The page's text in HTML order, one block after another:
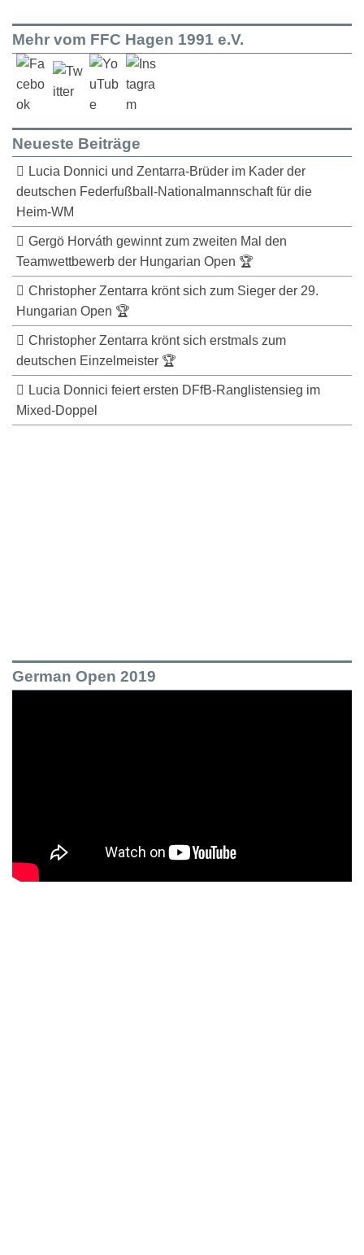
Mehr vom FFC Hagen 1991 e.V.
Neueste Beiträge
Lucia Donnici und Zentarra-Brüder im Kader der
deutschen Federfußball-Nationalmannschaft für die
Heim-WM
Gergö Horváth gewinnt zum zweiten Mal den
Teamwettbewerb der Hungarian Open 🏆
Christopher Zentarra krönt sich zum Sieger der 29.
Hungarian Open 🏆
Christopher Zentarra krönt sich erstmals zum
deutschen Einzelmeister 🏆
Lucia Donnici feiert ersten DFfB-Ranglistensieg im
Mixed-Doppel
German Open 2019